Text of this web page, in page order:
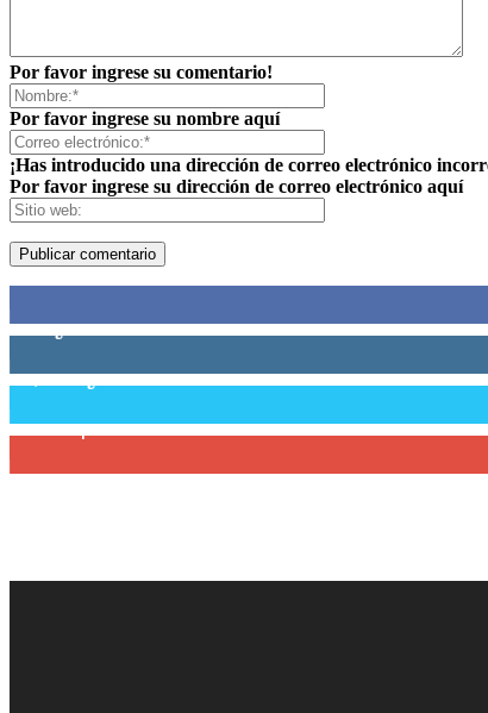
Por favor ingrese su comentario!
Por favor ingrese su nombre aquí
¡Has introducido una dirección de correo electrónico
Por favor ingrese su dirección de correo electrónico aquí